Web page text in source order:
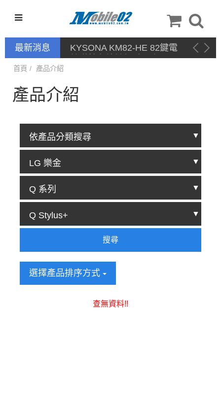
最新消息
KYSONA KM82-HE 82鍵電
競磁軸有線鍵盤 產品網頁驅
首頁 產品介紹
產品介紹
搜尋
選擇產品排序方式
查無資料!!